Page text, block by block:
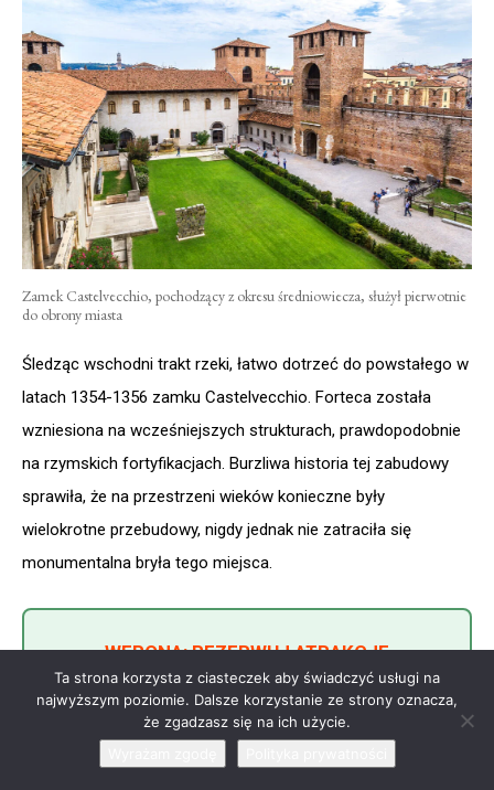
Zamek Castelvecchio, pochodzący z okresu średniowiecza, służył pierwotnie
do obrony miasta
Śledząc wschodni trakt rzeki, łatwo dotrzeć do powstałego w
latach 1354-1356 zamku Castelvecchio. Forteca została
wzniesiona na wcześniejszych strukturach, prawdopodobnie
na rzymskich fortyfikacjach. Burzliwa historia tej zabudowy
sprawiła, że na przestrzeni wieków konieczne były
wielokrotne przebudowy, nigdy jednak nie zatraciła się
monumentalna bryła tego miejsca.
WERONA: REZERWUJ ATRAKCJE
Od XV do XVIII wieku zamek używany był jako koszary, a
Ta strona korzysta z ciasteczek aby świadczyć usługi na
najwyższym poziomie. Dalsze korzystanie ze strony oznacza,
że zgadzasz się na ich użycie.